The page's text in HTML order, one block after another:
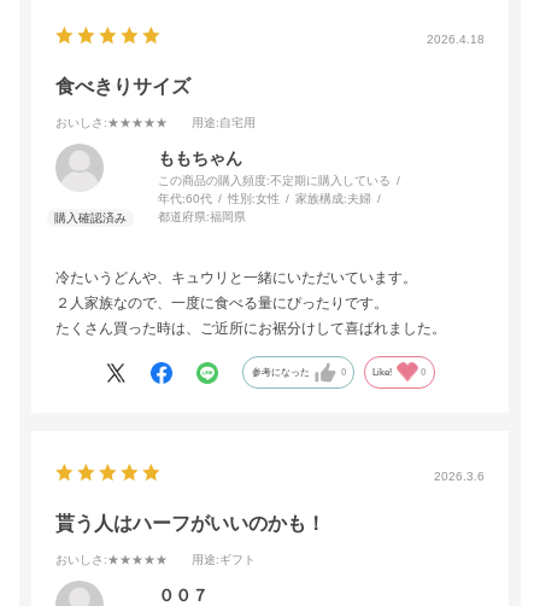
2026.4.18
食べきりサイズ
おいしさ :★★★★★ 用途:自宅用
ももちゃん
この商品の購入頻度:不定期に購入している
年代:60代 性別:女性 家族構成:夫婦
都道府県:福岡県
冷たいうどんや、キュウリと一緒にいただいています。
２人家族なので、一度に食べる量にぴったりです。
たくさん買った時は、ご近所にお裾分けして喜ばれました。
参考になった 0 Like! 0
2026.3.6
貰う人はハーフがいいのかも！
おいしさ :★★★★★ 用途:ギフト
００７